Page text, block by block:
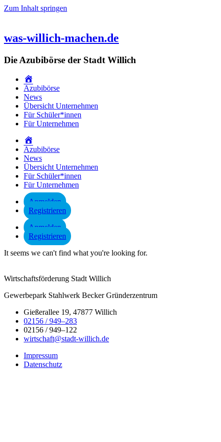
Zum Inhalt springen
was-willich-machen.de
Die Azubibörse der Stadt Willich
Azubibörse
News
Übersicht Unternehmen
Für Schüler*innen
Für Unternehmen
Azubibörse
News
Übersicht Unternehmen
Für Schüler*innen
Für Unternehmen
Anmelden
Registrieren
Anmelden
Registrieren
It seems we can't find what you're looking for.
Wirtschaftsförderung Stadt Willich
Gewerbepark Stahlwerk Becker Gründerzentrum
Gießerallee 19, 47877 Willich
02156 / 949–283
02156 / 949–122
wirtschaft@stadt-willich.de
Impressum
Datenschutz